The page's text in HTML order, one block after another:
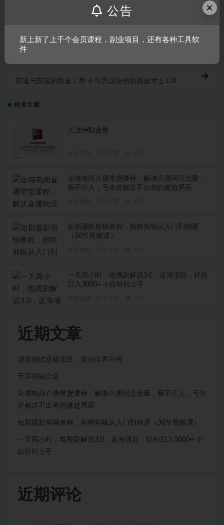
苏菲的炼金工房 不可思议书的炼金术士 DX
莉迪与苏瑞的炼金工房 不可思议绘画的炼金术士 DX
相关文章
天涯神贴合集
全域电商直播带货课程，解决直播间没流量，
留不住人，亏米送都送不出去的尴尬局面
短剧摄影剪辑教程，剪映剪辑从入门到精通
（30节视频课）
一天两小时，电视剧解说3.0，蓝海项目，轻松
日入3000+ 小白轻松上手
近期文章
游戏搬砖必赚项目，诛仙世界举例
天涯神贴合集
全域电商直播带货课程，解决直播间没流量，留不住人，亏米
送都送不出去的尴尬局面
短剧摄影剪辑教程，剪映剪辑从入门到精通（30节视频课）
一天两小时，电视剧解说3.0，蓝海项目，轻松日入3000+ 小
白轻松上手
近期评论
×
公告
新上新了上千个会员课程，副业项目，还有各种工具软
件